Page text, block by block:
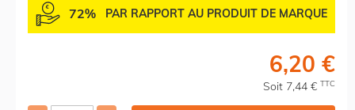
72% PAR RAPPORT AU PRODUIT DE MARQUE
6,20 €
Soit 7,44 € TTC